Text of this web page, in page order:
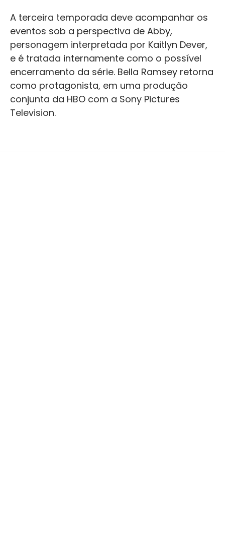
A terceira temporada deve acompanhar os
eventos sob a perspectiva de Abby,
personagem interpretada por Kaitlyn Dever,
e é tratada internamente como o possível
encerramento da série. Bella Ramsey retorna
como protagonista, em uma produção
conjunta da HBO com a Sony Pictures
Television.